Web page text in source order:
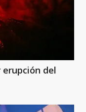
erupción del